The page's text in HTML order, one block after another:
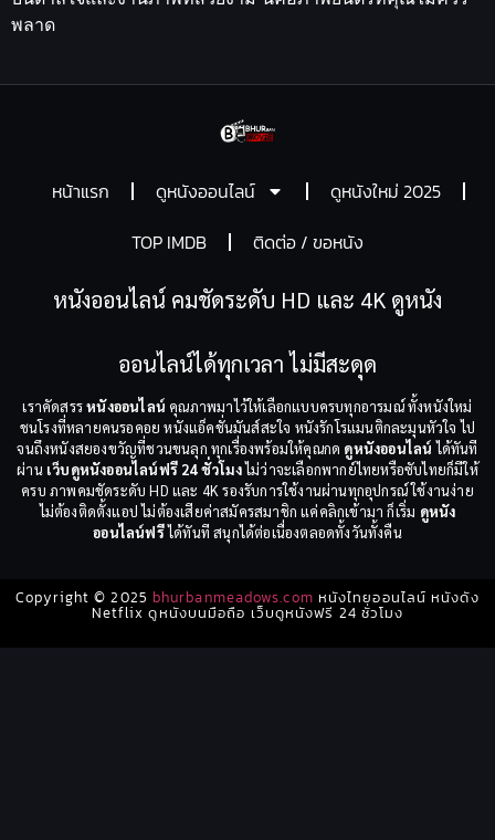
พลาด
หน้าแรก ดูหนังออนไลน์
ดูหนังใหม่ 2025
TOP IMDB
ติดต่อ / ขอหนัง
หนังออนไลน์ คมชัดระดับ HD และ 4K ดูหนัง
ออนไลน์ได้ทุกเวลา ไม่มีสะดุด
เราคัดสรรหนังออนไลน์ คุณภาพมาไว้ให้เลือกแบบครบทุกอารมณ์ ทั้งหนังใหม่
ชนโรงที่หลายคนรอคอย หนังแอ็คชั่นมันส์สะใจ หนังรักโรแมนติกละมุนหัวใจ ไป
จนถึงหนังสยองขวัญที่ชวนขนลุก ทุกเรื่องพร้อมให้คุณกด ดูหนังออนไลน์ ได้ทันที
ผ่าน เว็บดูหนังออนไลน์ฟรี 24 ชั่วโมงไม่ว่าจะเลือกพากย์ไทยหรือซับไทยก็มีให้
ครบ ภาพคมชัดระดับ HD และ 4K รองรับการใช้งานผ่านทุกอุปกรณ์ ใช้งานง่าย
ไม่ต้องติดตั้งแอป ไม่ต้องเสียค่าสมัครสมาชิก แค่คลิกเข้ามา ก็เริ่ม ดูหนัง
ออนไลน์ฟรีได้ทันที สนุกได้ต่อเนื่องตลอดทั้งวันทั้งคืน
Copyright © 2025 bhurbanmeadows.com หนังไทยออนไลน์ หนังดัง
Netflix ดูหนังบนมือถือ เว็บดูหนังฟรี 24 ชั่วโมง